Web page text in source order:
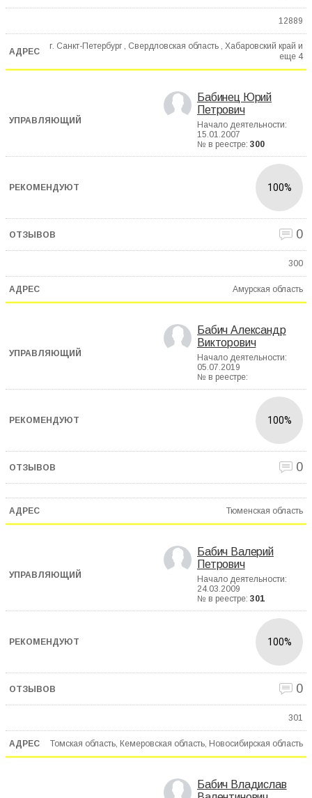
12889
г. Санкт-Петербург , Свердловская область , Хабаровский край и
еще 4
Бабинец Юрий
Петрович
Начало деятельности:
15.01.2007
№ в реестре: 300
100%
0
300
Амурская область
Бабич Александр
Викторович
Начало деятельности:
05.07.2019
№ в реестре:
100%
0
Тюменская область
Бабич Валерий
Петрович
Начало деятельности:
24.03.2009
№ в реестре: 301
100%
0
301
Томская область, Кемеровская область, Новосибирская область
Бабич Владислав